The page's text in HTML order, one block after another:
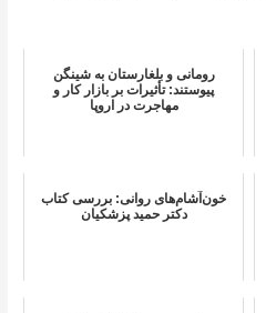
رومانی و بلغارستان به شینگن
پیوستند: تأثیرات بر بازار کار و
مهاجرت در اروپا
خون‌آشام‌های روانی: بررسی کتاب
دکتر حمید پزشکیان